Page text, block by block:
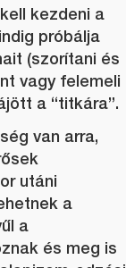
kezdeni a
próbálja
(szorítani és
vagy felemeli
a “titkára”.
van arra,
utáni
a
a
és meg is